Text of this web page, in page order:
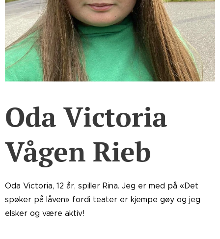
Oda Victoria
Vågen Rieb
Oda Victoria, 12 år, spiller Rina. Jeg er med på «Det
spøker på låven» fordi teater er kjempe gøy og jeg
elsker og være aktiv!